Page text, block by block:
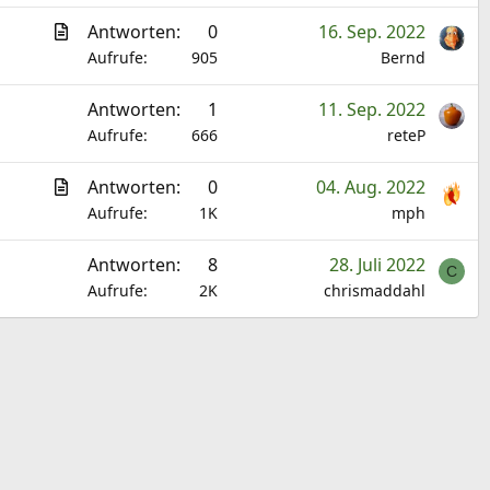
t
e
Antworten 0
Aufrufe 905
16. Sep. 2022
Bernd
Antworten 1
Aufrufe 666
11. Sep. 2022
reteP
t
e
Antworten 0
Aufrufe 1K
04. Aug. 2022
mph
Antworten 8
Aufrufe 2K
28. Juli 2022
chrismaddahl
C